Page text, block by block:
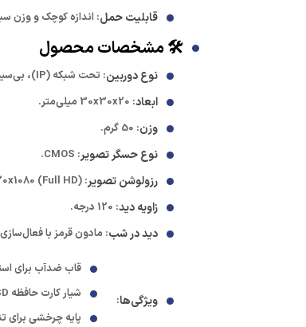
قابلیت حمل: اندازه کوچک و وزن
🛠️ مشخصات محصول
نوع دوربین: تحت شبکه (IP)، بی‌سیم.
ابعاد: 30x30x20 میلی‌متر.
وزن: 50 گرم.
نوع حسگر تصویر: CMOS.
رزولوشن تصویر: 1920x1080 (Full HD).
زاویه دید: 120 درجه.
دید در شب: مادون قرمز با
ویژگی‌ها:
قاب ضدآب برای
شیار کارت حافظه Micro SD برای ذخیره‌سازی.
پایه چرخشی برای